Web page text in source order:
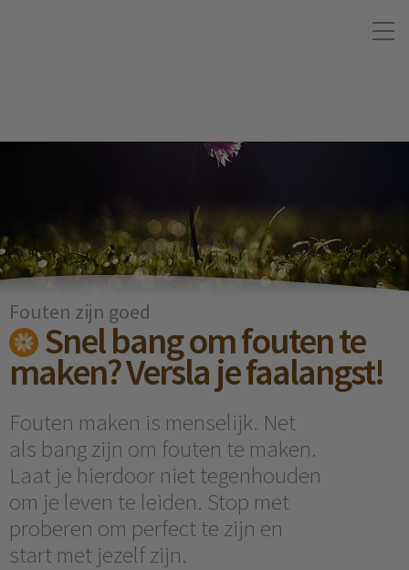
Fouten zijn goed
Snel bang om fouten te
maken? Versla je faalangst!
Fouten maken is menselijk. Net
als bang zijn om fouten te maken.
Laat je hierdoor niet tegenhouden
om je leven te leiden. Stop met
proberen om perfect te zijn en
start met jezelf zijn.